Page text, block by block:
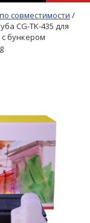
совместимости /
CG-TK-435 для
бункером